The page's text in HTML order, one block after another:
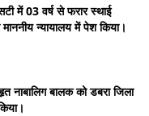
में 03 वर्ष से फरार स्थाई
न्यायालय में पेश किया।
नाबालिग बालक को डबरा जिला